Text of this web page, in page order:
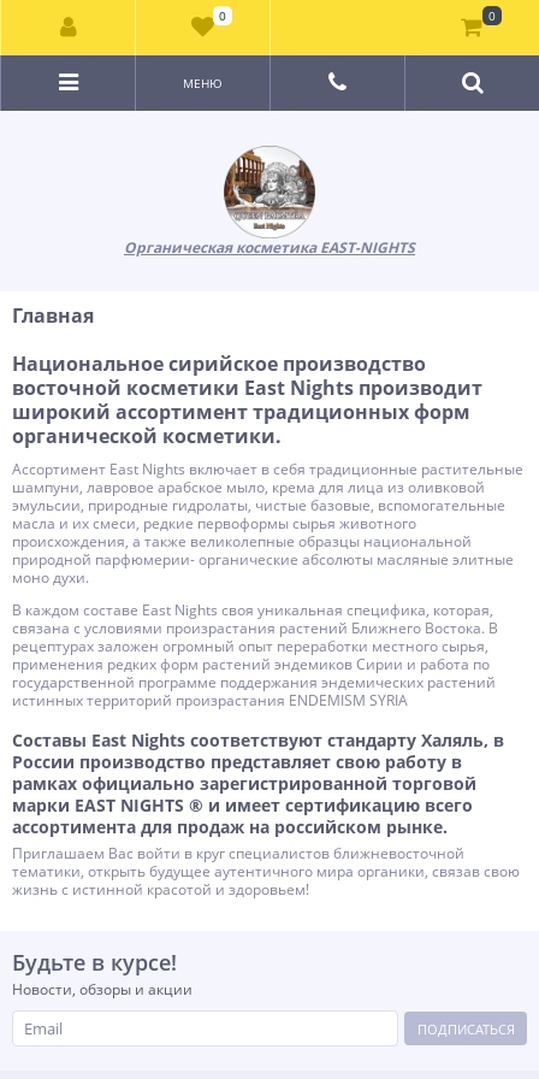
Органическая косметика EAST-NIGHTS
МЕНЮ
Главная
Национальное сирийское производство
восточной косметики East Nights производит
широкий ассортимент традиционных форм
органической косметики.
Ассортимент East Nights включает в себя традиционные растительные
шампуни, лавровое арабское мыло, крема для лица из оливковой
эмульсии, природные гидролаты, чистые базовые, вспомогательные
масла и их смеси, редкие первоформы сырья животного
происхождения, а также великолепные образцы национальной
природной парфюмерии- органические абсолюты масляные элитные
моно духи.
В каждом составе East Nights своя уникальная специфика, которая,
связана с условиями произрастания растений Ближнего Востока. В
рецептурах заложен огромный опыт переработки местного сырья,
применения редких форм растений эндемиков Сирии и работа по
государственной программе поддержания эндемических растений
истинных территорий произрастания ENDEMISM SYRIA
Составы East Nights соответствуют стандарту Халяль, в
России производство представляет свою работу в
рамках официально зарегистрированной торговой
марки EAST NIGHTS ® и имеет сертификацию всего
ассортимента для продаж на российском рынке.
Приглашаем Вас войти в круг специалистов ближневосточной
тематики, открыть будущее аутентичного мира органики, связав свою
жизнь с истинной красотой и здоровьем!
Будьте в курсе!
Новости, обзоры и акции
ПОДПИСАТЬСЯ
0 0